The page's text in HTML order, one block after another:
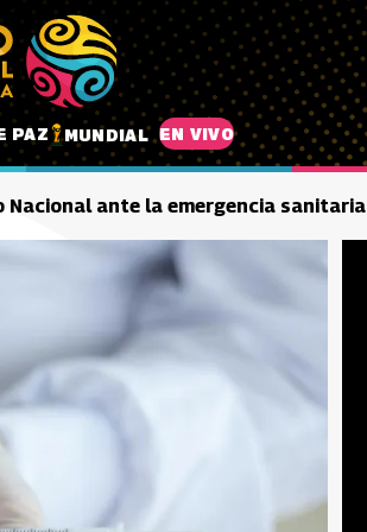
PAZ MUNDIAL EN VIVO
Nacional ante la emergencia sanitaria